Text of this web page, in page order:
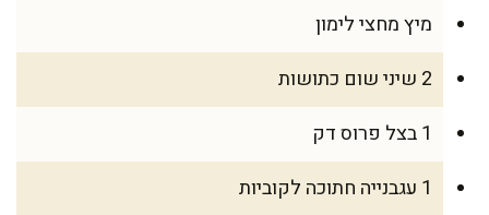
מיץ מחצי לימון
2 שיני שום כתושות
1 בצל פרוס דק
1 עגבנייה חתוכה לקוביות